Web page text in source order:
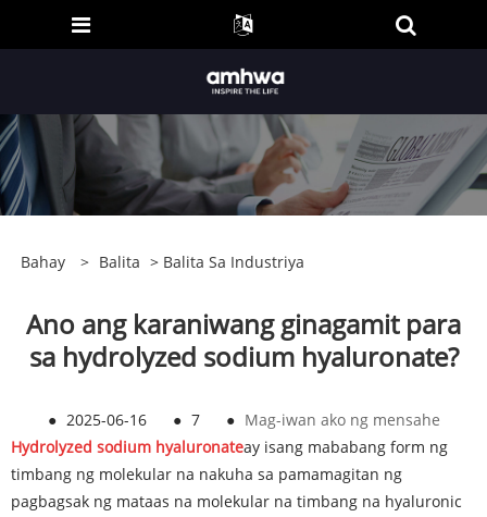
Bahay > Balita > Balita Sa Industriya
Ano ang karaniwang ginagamit para
sa hydrolyzed sodium hyaluronate?
● 2025-06-16 ● 7 ● Mag-iwan ako ng mensahe
Hydrolyzed sodium hyaluronateay isang mababang form ng
timbang ng molekular na nakuha sa pamamagitan ng
pagbagsak ng mataas na molekular na timbang na hyaluronic